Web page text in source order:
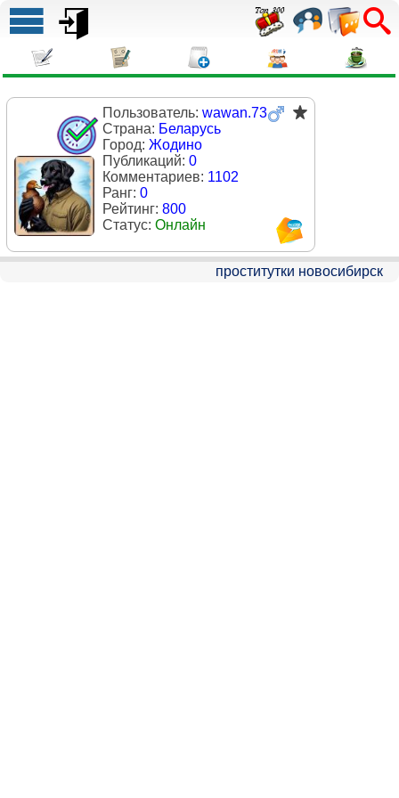
Пользователь: wawan.73
Страна: Беларусь
Город: Жодино
Публикаций: 0
Комментариев: 1102
Ранг: 0
Рейтинг: 800
Статус: Онлайн
проститутки новосибирск